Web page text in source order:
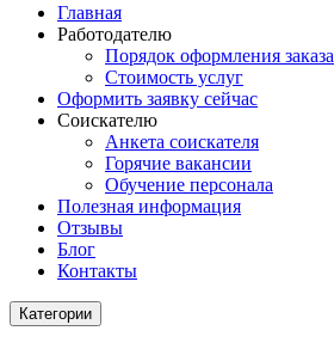
Главная
Работодателю
Порядок оформления заказа
Стоимость услуг
Оформить заявку сейчас
Соискателю
Анкета соискателя
Горячие вакансии
Обучение персонала
Полезная информация
Отзывы
Блог
Контакты
Категории